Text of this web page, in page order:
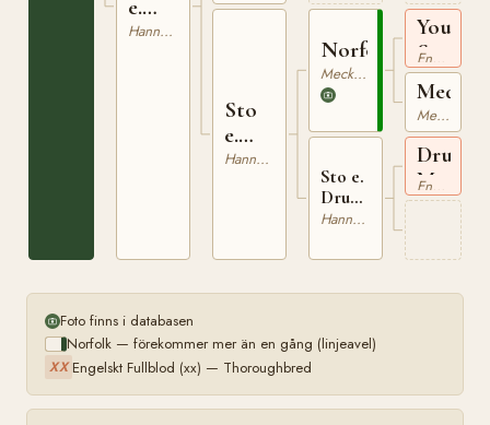
e.
Gold
Hannoveranare
Sto
e.
Norfolk
Hannoveranare
Norfolk
Mecklenburgare
Sto e.
Drum
Major
Hannoveranare
Young
xx
Medusa
Mecklenburgare
Drum
Major
xx
Foto finns i databasen
Norfolk — förekommer mer än en gång (linjeavel)
XX Engelskt Fullblod (xx) — Thoroughbred